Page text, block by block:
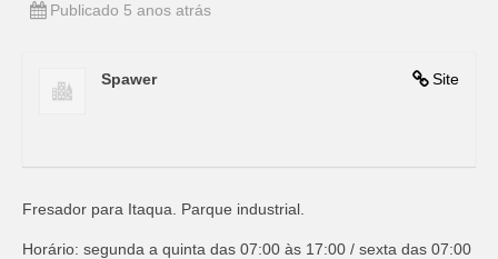
Publicado 5 anos atrás
Site
Spawer
Fresador para Itaqua. Parque industrial.
Horário: segunda a quinta das 07:00 às 17:00 / sexta das 07:00